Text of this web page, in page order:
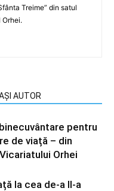
Treime” din satul
AUTOR
pentru
de viață – din
Orhei
la cea de-a II-a